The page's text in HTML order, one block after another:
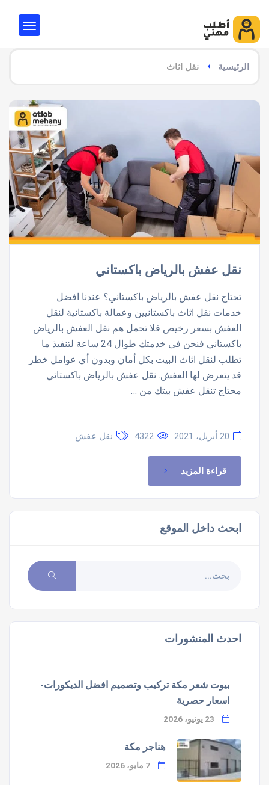
الرئيسية نقل اثاث
نقل عفش بالرياض باكستاني
تحتاج نقل عفش بالرياض باكستاني؟ عندنا افضل
خدمات نقل اثاث باكستانيين وعمالة باكستانية لنقل
العفش بسعر رخيص فلا تحمل هم نقل العفش بالرياض
باكستاني فنحن في خدمتك طوال 24 ساعة لتنفيذ ما
تطلب لنقل اثاث البيت بكل أمان وبدون أي عوامل خطر
قد يتعرض لها العفش. نقل عفش بالرياض باكستاني
محتاج تنقل عفش بيتك من …
20 أبريل، 2021 4322 نقل عفش
قراءة المزيد
ابحث داخل الموقع
احدث المنشورات
بيوت شعر مكة تركيب وتصميم افضل الديكورات-
اسعار حصرية
هناجر مكة